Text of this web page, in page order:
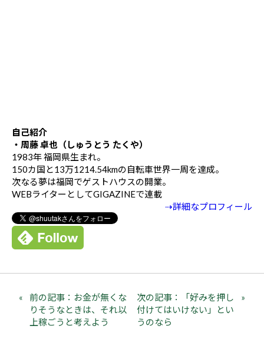
自己紹介
・周藤 卓也（しゅうとう たくや）
1983年 福岡県生まれ。
150カ国と13万1214.54kmの自転車世界一周を達成。
次なる夢は福岡でゲストハウスの開業。
WEBライターとしてGIGAZINEで連載
⇢詳細なプロフィール
前の記事：お金が無くな
りそうなときは、それ以
上稼ごうと考えよう
次の記事：「好みを押し
付けてはいけない」とい
うのなら